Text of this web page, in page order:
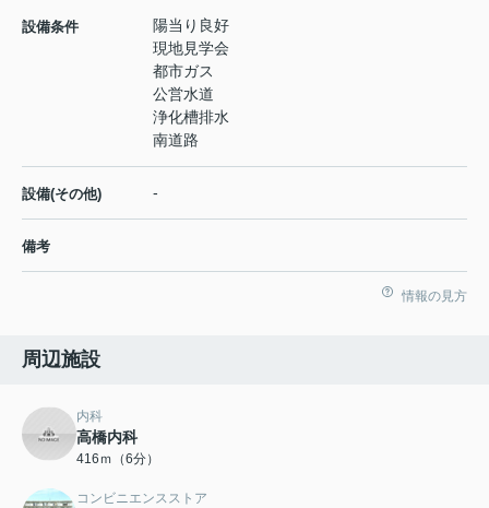
設備条件
陽当り良好
現地見学会
都市ガス
公営水道
浄化槽排水
南道路
設備(その他) -
備考
情報の見方
周辺施設
内科
高橋内科
416ｍ（6分）
コンビニエンスストア